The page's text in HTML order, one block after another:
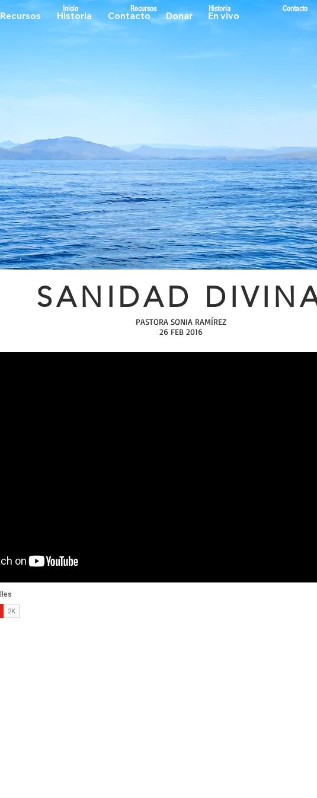
Recursos Historia Contacto Donar En vivo
Inicio Recursos Historia Contacto
SANIDAD
PASTORA SONIA RAMÍREZ
26 FEB 2016